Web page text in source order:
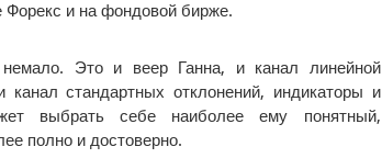
и на фондовой бирже.
немало. Это и веер Ганна, и канал линейной
канал стандартных отклонений, индикаторы и
выбрать себе наиболее ему понятный,
полно и достоверно.